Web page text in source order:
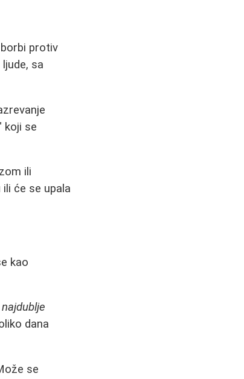
protiv
sa
koji se
ili
će se upala
kao
dana
se